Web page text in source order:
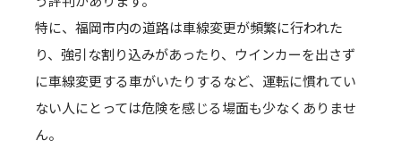
特に、福岡市内の道路は車線変更が頻繁に行われた
り、強引な割り込みがあったり、ウインカーを出さず
に車線変更する車がいたりするなど、運転に慣れてい
ない人にとっては危険を感じる場面も少なくありませ
ん。